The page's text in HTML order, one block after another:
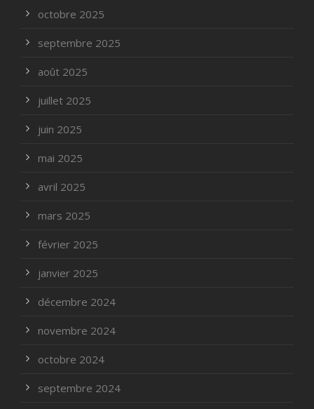
octobre 2025
septembre 2025
août 2025
juillet 2025
juin 2025
mai 2025
avril 2025
mars 2025
février 2025
janvier 2025
décembre 2024
novembre 2024
octobre 2024
septembre 2024